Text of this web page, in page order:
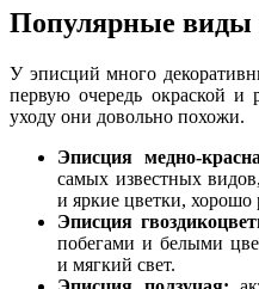
Популярные виды
У эписций много
первую очередь окраской и
уходу они довольно похожи.
Эписция медно-
самых известных
и яркие цветки, хорошо
Эписция
побегами и белыми
и мягкий свет.